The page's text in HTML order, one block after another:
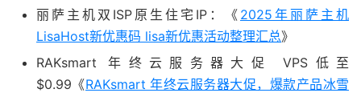
丽萨主机双ISP原生住宅IP：《 2025年丽萨主机
LisaHost新优惠码 lisa新优惠活动整理汇总》
RAKsmart 年终云服务器大促 VPS低至
$0.99《RAKsmart 年终云服务器大促，爆款产品冰雪